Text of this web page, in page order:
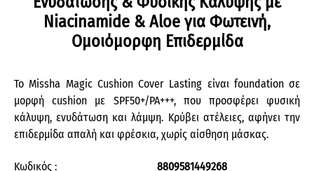
Niacinamide & Aloe για Φωτεινή,
Ομοιόμορφη Επιδερμίδα
Το Missha Magic Cushion Cover Lasting είναι foundation σε
μορφή cushion με SPF50+/PA+++, που προσφέρει φυσική
κάλυψη, ενυδάτωση και λάμψη. Κρύβει ατέλειες, αφήνει την
επιδερμίδα απαλή και φρέσκια, χωρίς αίσθηση μάσκας.
Κωδικός : 8809581449268